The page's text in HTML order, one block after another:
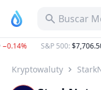
Buscar
S&P 500:$7,706.50
Kryptowaluty